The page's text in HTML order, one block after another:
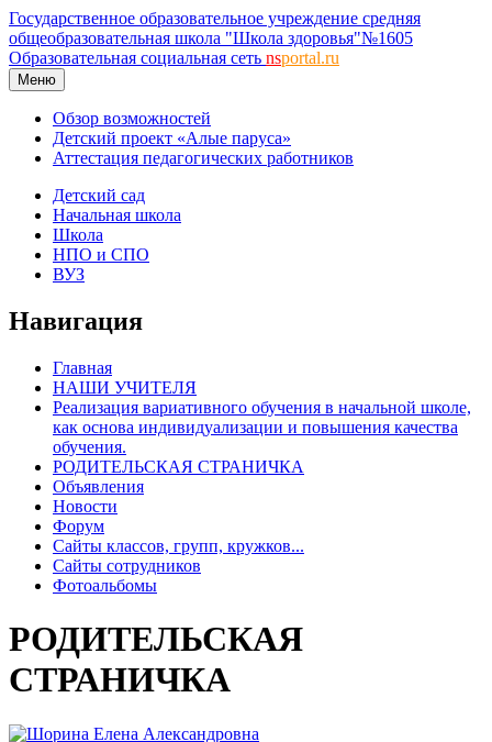
Государственное образовательное учреждение средняя
общеобразовательная школа "Школа здоровья"№1605
Образовательная социальная сеть nsportal.ru
Меню
Обзор возможностей
Детский проект «Алые паруса»
Аттестация педагогических работников
Детский сад
Начальная школа
Школа
НПО и СПО
ВУЗ
Навигация
Главная
НАШИ УЧИТЕЛЯ
Реализация вариативного обучения в начальной школе,
как основа индивидуализации и повышения качества
обучения.
РОДИТЕЛЬСКАЯ СТРАНИЧКА
Объявления
Новости
Форум
Сайты классов, групп, кружков...
Сайты сотрудников
Фотоальбомы
РОДИТЕЛЬСКАЯ
СТРАНИЧКА